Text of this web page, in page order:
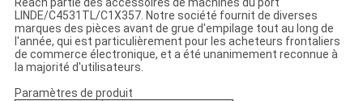
Reach partie des accessoires de machines du port
LINDE/C4531TL/C1X357. Notre société fournit de diverses
marques des pièces avant de grue d'empilage tout au long de
l'année, qui est particulièrement pour les acheteurs frontaliers
de commerce électronique, et a été unanimement reconnue à
la majorité d'utilisateurs.
Paramètres de produit